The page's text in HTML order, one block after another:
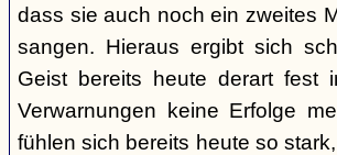
dass sie auch noch ein zweites
sangen. Hieraus ergibt sich
Geist bereits heute derart fest
Verwarnungen keine Erfolge
fühlen sich bereits heute so